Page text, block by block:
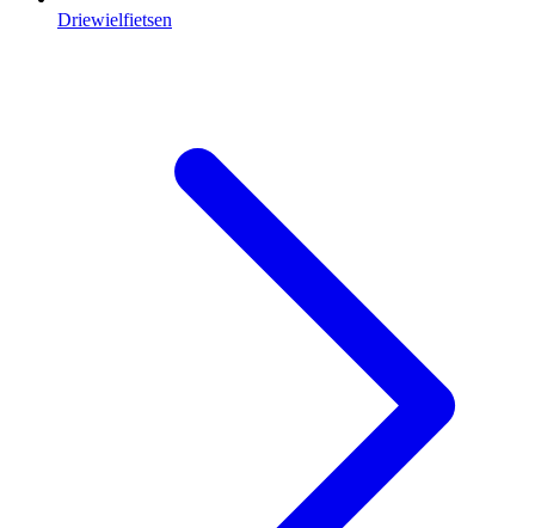
Driewielfietsen